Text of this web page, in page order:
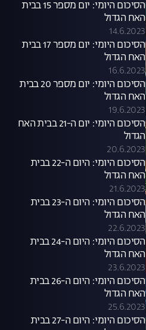
הסיכום היומי: יום מספר 15 בבית
האח הגדול
14.6.2023
הסיכום היומי: יום מספר 17 בבית
האח הגדול
16.6.2023
הסיכום היומי: יום מספר 20 בבית
האח הגדול
19.6.2023
הסיכום היומי: יום ה-21 בבית האח
הגדול
20.6.2023
הסיכום היומי: היום ה-22 בבית
האח הגדול
21.6.2023
הסיכום היומי: היום ה-23 בבית
האח הגדול
22.6.2023
הסיכום היומי: היום ה-24 בבית
האח הגדול
23.6.2023
הסיכום היומי: היום ה-26 בבית
האח הגדול
25.6.2023
הסיכום היומי: היום ה-27 בבית